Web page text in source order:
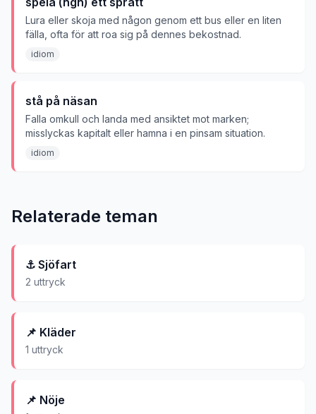
Lura eller skoja med någon genom ett bus eller en liten
fälla, ofta för att roa sig på dennes bekostnad.
idiom
stå på näsan
Falla omkull och landa med ansiktet mot marken;
misslyckas kapitalt eller hamna i en pinsam situation.
idiom
Relaterade teman
⚓ Sjöfart
2 uttryck
📌 Kläder
1 uttryck
📌 Nöje